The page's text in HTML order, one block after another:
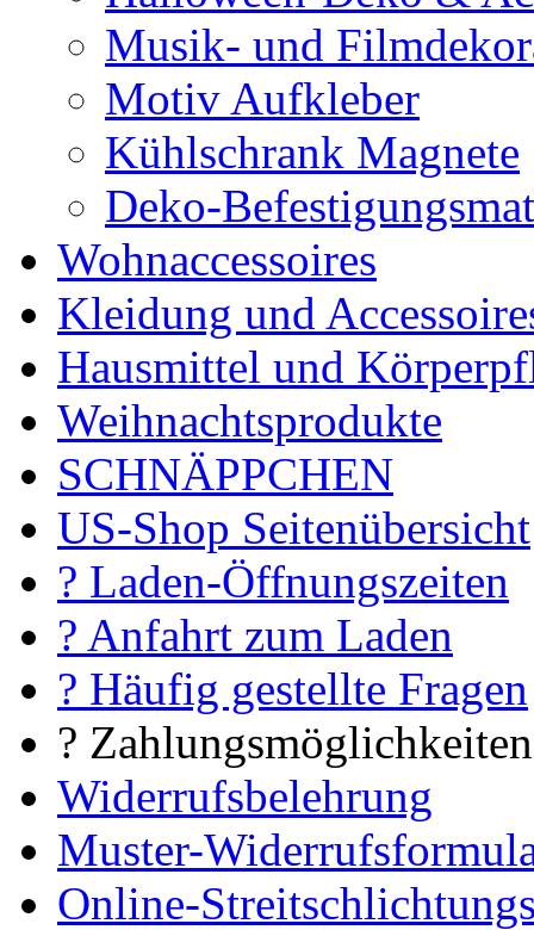
Musik- und
Motiv Aufkleber
Kühlschrank Magnete
Deko-
Wohnaccessoires
Kleidung und
Hausmittel und
Weihnachtsprodukte
SCHNÄPPCHEN
US-Shop Seitenübersicht
? Laden-Öffnungszeiten
? Anfahrt zum Laden
? Häufig gestellte Fragen
? Zahlungsmöglichkeiten
Widerrufsbelehrung
Muster-
Online-